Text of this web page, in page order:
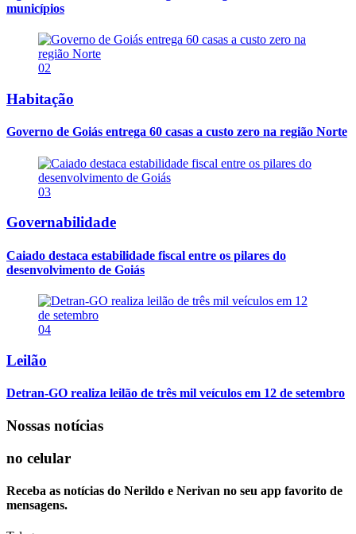
municípios
02
Habitação
Governo de Goiás entrega 60 casas a custo zero na região Norte
03
Governabilidade
Caiado destaca estabilidade fiscal entre os pilares do
desenvolvimento de Goiás
04
Leilão
Detran-GO realiza leilão de três mil veículos em 12 de setembro
Nossas notícias
no celular
Receba as notícias do Nerildo e Nerivan no seu app favorito de
mensagens.